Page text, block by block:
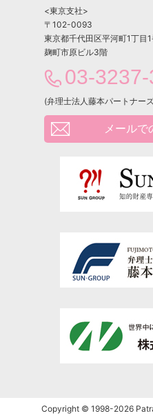
<東京支社>
〒102-0093
東京都千代田区平河町1丁目
麹町市原ビル3階
03-
(弁理士法人藤本パートナー
メールで
Copyright © 1998-2026